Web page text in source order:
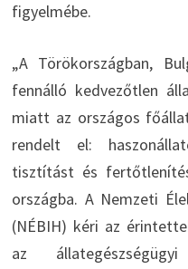
figyelmébe.
„A Törökországban,
fennálló kedvezőtlen
miatt az országos
rendelt el:
tisztítást és
országba. A Nemzeti
(NÉBIH) kéri az
az